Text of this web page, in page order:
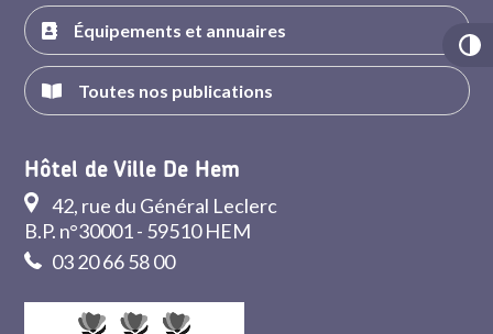
Équipements et annuaires
Toutes nos publications
Hôtel de Ville De Hem
42, rue du Général Leclerc
B.P. n°30001 - 59510 HEM
03 20 66 58 00